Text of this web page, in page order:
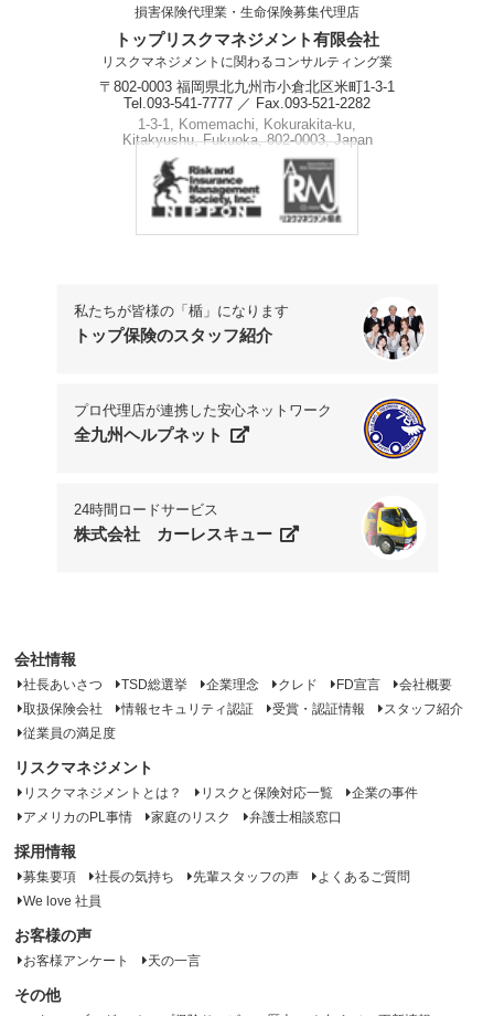
損害保険代理業・生命保険募集代理店
トップリスクマネジメント有限会社
リスクマネジメントに関わるコンサルティング業
〒802-0003 福岡県北九州市小倉北区米町1-3-1
Tel.093-541-7777 ／ Fax.093-521-2282
1-3-1, Komemachi, Kokurakita-ku,
Kitakyushu, Fukuoka, 802-0003, Japan
Phone.+81-93-541-7777
私たちが皆様の「楯」になります
トップ保険のスタッフ紹介
プロ代理店が連携した安心ネットワーク
全九州ヘルプネット
24時間ロードサービス
株式会社 カーレスキュー
会社情報
社長あいさつ TSD総選挙 企業理念 クレド FD宣言
会社概要
取扱保険会社
情報セキュリティ認証 受賞・認証情報
スタッフ紹介
従業員の満足度
リスクマネジメント
リスクマネジメントとは？ リスクと保険対応一覧
企業の事件
アメリカのPL事情
家庭のリスク 弁護士相談窓口
採用情報
募集要項 社長の気持ち 先輩スタッフの声
よくあるご質問
We love 社員
お客様の声
お客様アンケート 天の一言
その他